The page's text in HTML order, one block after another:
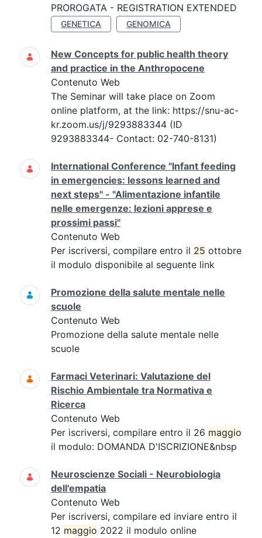
PROROGATA - REGISTRATION EXTENDED
GENETICA GENOMICA
New Concepts for public health theory
and practice in the Anthropocene
Contenuto Web
The Seminar will take place on Zoom
online platform, at the link: https://snu-ac-
kr.zoom.us/j/9293883344 (ID
9293883344- Contact: 02-740-8131)
International Conference "Infant feeding
in emergencies: lessons learned and
next steps" - "Alimentazione infantile
nelle emergenze: lezioni apprese e
prossimi passi"
Contenuto Web
Per iscriversi, compilare entro il 25 ottobre
il modulo disponibile al seguente link
Promozione della salute mentale nelle
scuole
Contenuto Web
Promozione della salute mentale nelle
scuole
Farmaci Veterinari: Valutazione del
Rischio Ambientale tra Normativa e
Ricerca
Contenuto Web
Per iscriversi, compilare entro il 26 maggio
il modulo: DOMANDA D'ISCRIZIONE&nbsp
Neuroscienze Sociali - Neurobiologia
dell'empatia
Contenuto Web
Per iscriversi, compilare ed inviare entro il
12 maggio 2022 il modulo online